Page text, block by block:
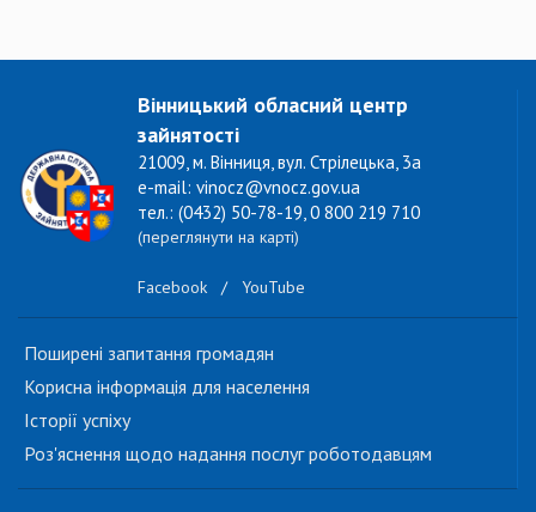
Вінницький обласний центр
зайнятості
21009, м. Вінниця, вул. Стрілецька, 3а
e-mail: vinocz@vnocz.gov.ua
тел.: (0432) 50-78-19, 0 800 219 710
(переглянути на карті)
Facebook / YouTube
Поширені запитання громадян
Корисна інформація для населення
Історії успіху
Роз'яснення щодо надання послуг роботодавцям